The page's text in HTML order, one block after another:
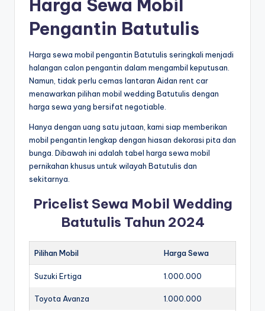
Harga Sewa Mobil
Pengantin Batutulis
Harga sewa mobil pengantin Batutulis seringkali menjadi
halangan calon pengantin dalam mengambil keputusan.
Namun, tidak perlu cemas lantaran Aidan rent car
menawarkan pilihan mobil wedding Batutulis dengan
harga sewa yang bersifat negotiable.
Hanya dengan uang satu jutaan, kami siap memberikan
mobil pengantin lengkap dengan hiasan dekorasi pita dan
bunga. Dibawah ini adalah tabel harga sewa mobil
pernikahan khusus untuk wilayah Batutulis dan
sekitarnya.
Pricelist Sewa Mobil Wedding
Batutulis Tahun 2024
Pilihan Mobil Harga Sewa
Suzuki Ertiga 1.000.000
Toyota Avanza 1.000.000